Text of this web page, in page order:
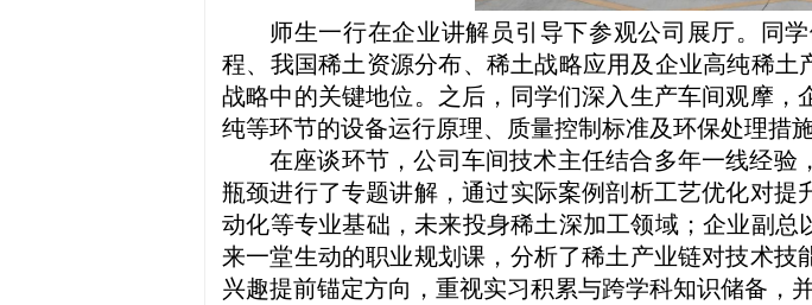
师生一行在企业讲解员引导下参观公司展厅。同
程、我国稀土资源分布、稀土战略应用及企业高纯稀
战略中的关键地位。之后，同学们深入生产车间观摩
纯等环节的设备运行原理、质量控制标准及环保处理措施
在座谈环节，公司车间技术主任结合多年一线经
瓶颈进行了专题讲解，通过实际案例剖析工艺优化对
动化等专业基础，未来投身稀土深加工领域；企业副
来一堂生动的职业规划课，分析了稀土产业链对技术
兴趣提前锚定方向，重视实习积累与跨学科知识储备，